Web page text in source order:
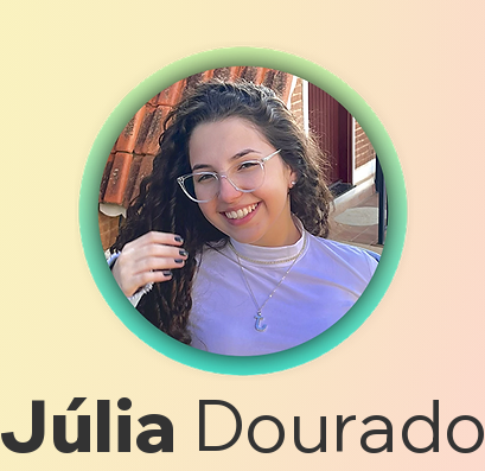
Júlia Dourado